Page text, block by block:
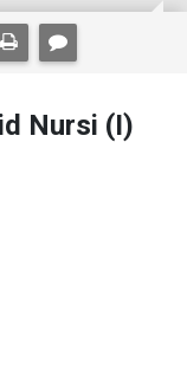
Nursi (I)